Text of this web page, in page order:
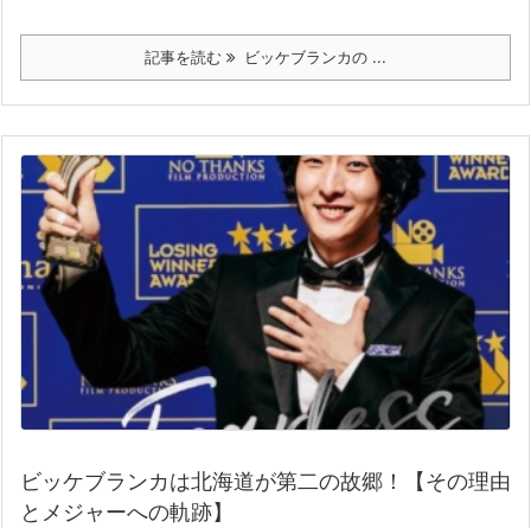
記事を読む ビッケブランカの ...
ビッケブランカは北海道が第二の故郷！【その理由
とメジャーへの軌跡】